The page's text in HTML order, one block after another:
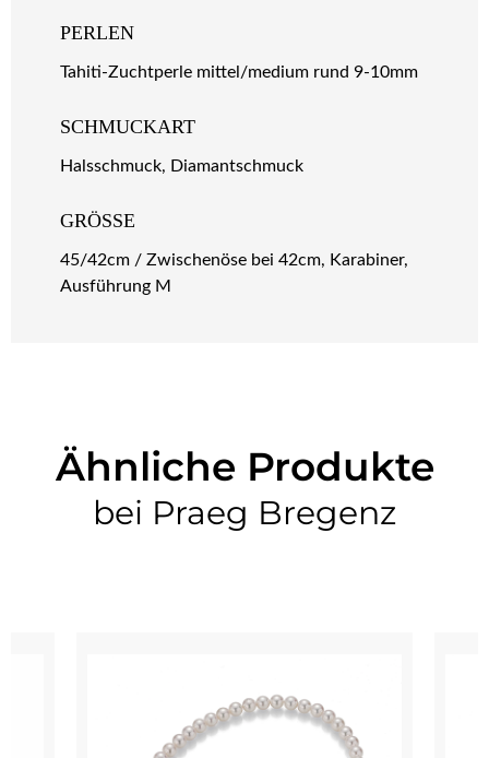
PERLEN
Tahiti-Zuchtperle mittel/medium rund 9-10mm
SCHMUCKART
Halsschmuck, Diamantschmuck
GRÖSSE
45/42cm / Zwischenöse bei 42cm, Karabiner,
Ausführung M
Ähnliche Produkte
bei Praeg Bregenz